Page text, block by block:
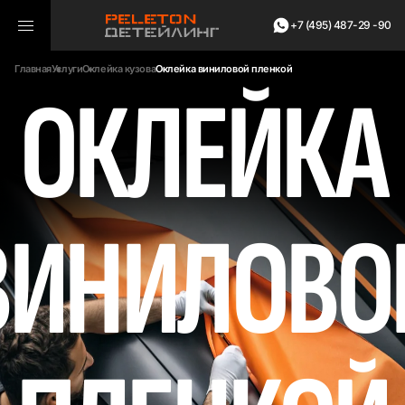
+7 (495) 487-29 -90
ГлавнаяУслугиОклейка кузоваОклейка виниловой пленкой
ОКЛЕЙКА